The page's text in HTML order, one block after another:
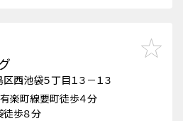
西池袋５丁目１３－１３
楽町線要町徒歩４分
歩８分